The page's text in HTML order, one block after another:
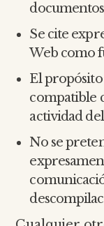
Se cite
Web como
El propósito
compatible
actividad
No se